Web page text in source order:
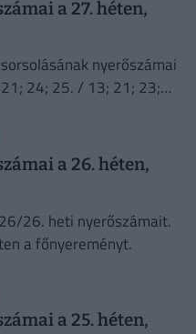
a 27. héten,
nyerőszámai
24; 25. / 13; 21; 23;
a 26. héten,
26. heti nyerőszámait.
a főnyereményt.
a 25. héten,